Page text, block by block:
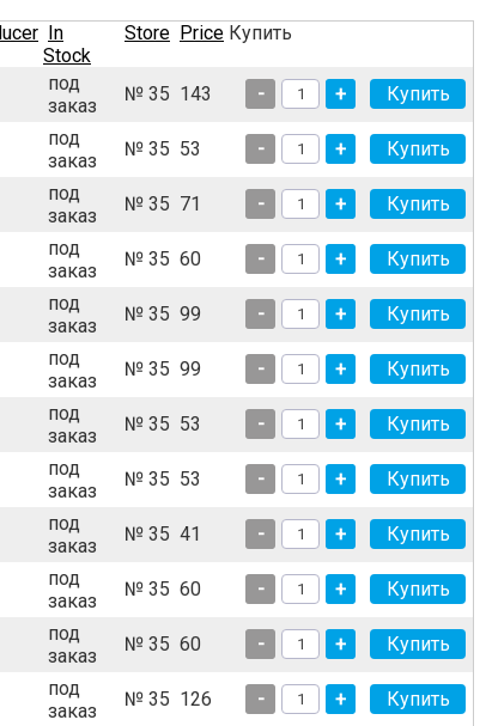
In
Stock
Store Price Купить
под
заказ
№ 35 143 - +
под
заказ
№ 35 53 -
+
под
заказ
№ 35 71 -
+
под
заказ
№ 35 60 - +
под
заказ
№ 35 99 - +
под
заказ
№ 35 99 - +
под
заказ
№ 35 53 - +
под
заказ
№ 35 53 - +
под
заказ
№ 35 41 - +
под
заказ
№ 35 60 -
+
под
заказ
№ 35 60 - +
под
заказ
№ 35 126 - +